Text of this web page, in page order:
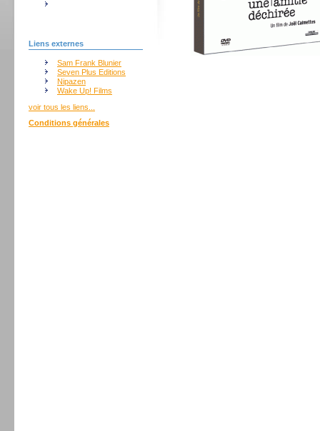
Liens externes
Sam Frank Blunier
Seven Plus Editions
Nipazen
Wake Up! Films
voir tous les liens...
Conditions générales